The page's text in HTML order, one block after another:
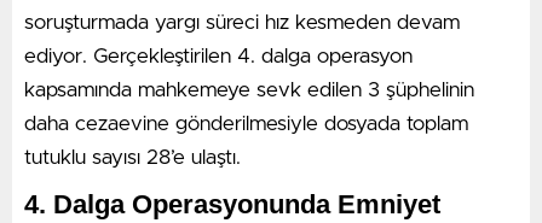
tetikleyebileceği uyarısında bulundu.
soruşturmada yargı süreci hız kesmeden devam
ediyor. Gerçekleştirilen 4. dalga operasyon
kapsamında mahkemeye sevk edilen 3 şüphelinin
daha cezaevine gönderilmesiyle dosyada toplam
tutuklu sayısı 28’e ulaştı.
4. Dalga Operasyonunda Emniyet